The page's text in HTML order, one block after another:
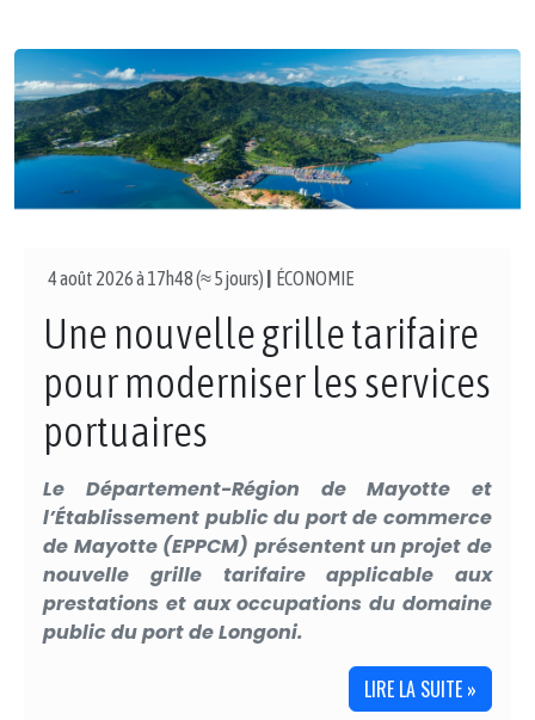
4 août 2026 à 17h48 (≈ 5 jours) ÉCONOMIE
Une nouvelle grille tarifaire
pour moderniser les services
portuaires
Le Département-Région de Mayotte et
l’Établissement public du port de commerce
de Mayotte (EPPCM) présentent un projet de
nouvelle grille tarifaire applicable aux
prestations et aux occupations du domaine
public du port de Longoni.
LIRE LA SUITE »